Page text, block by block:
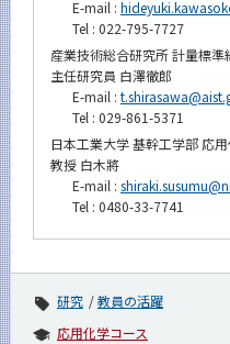
E-mail :
Tel : 022-795-7727
産業技術総合研究所 計量標準
主任研究員 白澤徹郎
E-mail :
Tel : 029-861-5371
日本工業大学 基幹工学部 応
教授 白木將
E-mail :
Tel : 0480-33-7741
研究
教員の活躍
応用化学コース